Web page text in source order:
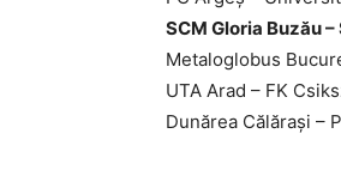
SCM Gloria Buzău
Metaloglobus
UTA Arad – FK
Dunărea Călăraşi –